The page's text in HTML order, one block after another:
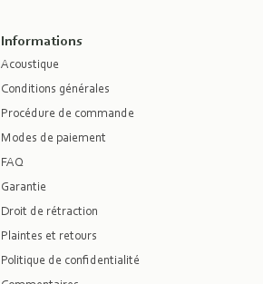
Informations
Acoustique
Conditions générales
Procédure de commande
Modes de paiement
FAQ
Garantie
Droit de rétraction
Plaintes et retours
Politique de confidentialité